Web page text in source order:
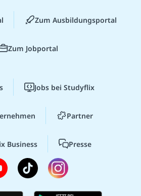
Zum Ausbildungsportal
Zum Jobportal
Jobs bei Studyflix
Partner
Business Presse